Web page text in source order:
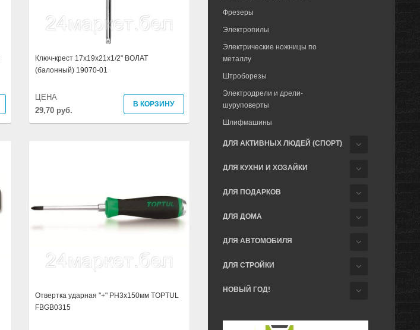
Фрезеры
Электропилы
Электрические ножницы по
металлу
Штроборезы
Электродрели и дрели-
шуруповерты
Шлифмашины
ДЛЯ АКТИВНЫХ ЛЮДЕЙ (СПОРТ)
ДЛЯ КУХНИ И ХОЗАЙКИ
ДЛЯ ПОДАРКОВ
ДЛЯ ДОМА
ДЛЯ АВТОМОБИЛЯ
ДЛЯ СТРОЙКИ
НОВЫЙ ГОД!
Ключ-крест 17x19x21x1/2" ВОЛАТ
(балонный) 19070-01
29,70 руб.
ЦЕНА
В КОРЗИНУ
Отвертка ударная "+" PH3x150мм TOPTUL
FBGB0315